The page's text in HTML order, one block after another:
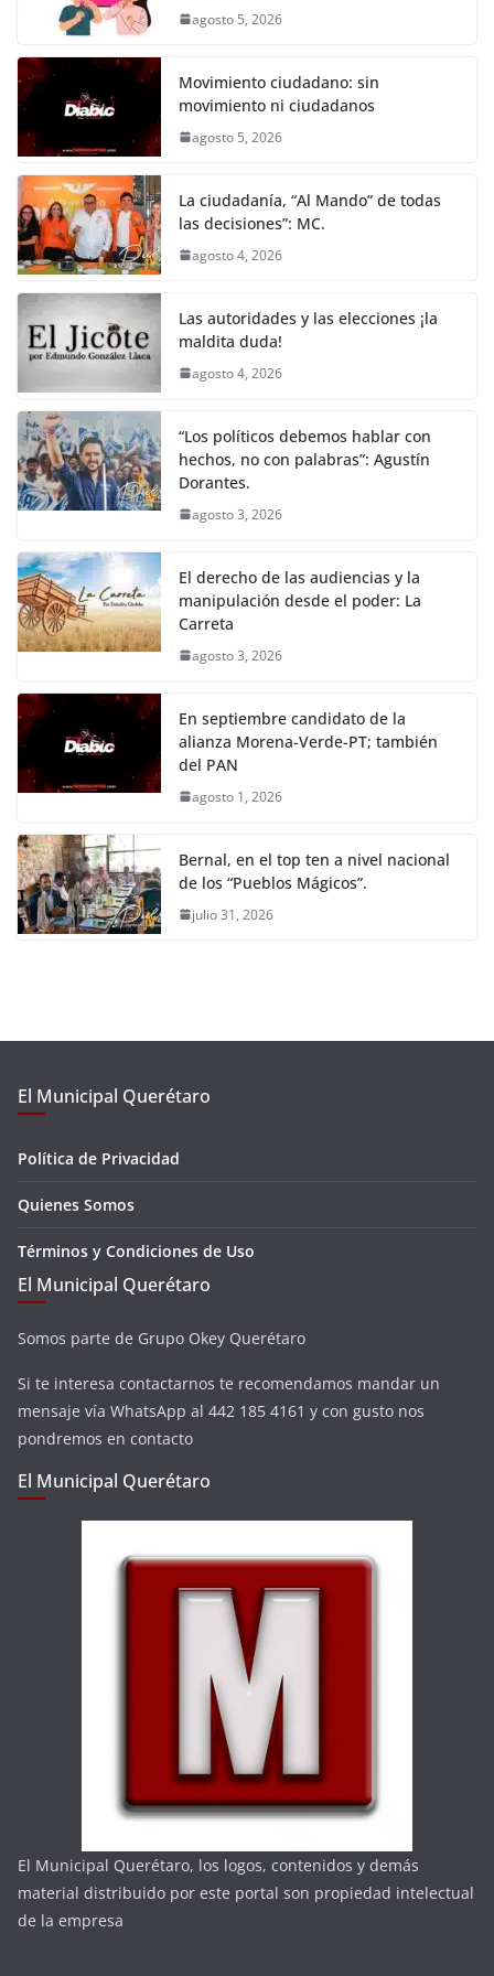
agosto 5, 2026
Movimiento ciudadano: sin
movimiento ni ciudadanos
agosto 5, 2026
La ciudadanía, “Al Mando” de todas
las decisiones”: MC.
agosto 4, 2026
Las autoridades y las elecciones ¡la
maldita duda!
agosto 4, 2026
“Los políticos debemos hablar con
hechos, no con palabras”: Agustín
Dorantes.
agosto 3, 2026
El derecho de las audiencias y la
manipulación desde el poder: La
Carreta
agosto 3, 2026
En septiembre candidato de la
alianza Morena-Verde-PT; también
del PAN
agosto 1, 2026
Bernal, en el top ten a nivel nacional
de los “Pueblos Mágicos”.
julio 31, 2026
El Municipal Querétaro
Política de Privacidad
Quienes Somos
Términos y Condiciones de Uso
El Municipal Querétaro
Somos parte de Grupo Okey Querétaro
Si te interesa contactarnos te recomendamos mandar un
mensaje vía WhatsApp al 442 185 4161 y con gusto nos
pondremos en contacto
El Municipal Querétaro
El Municipal Querétaro, los logos, contenidos y demás
material distribuido por este portal son propiedad intelectual
de la empresa